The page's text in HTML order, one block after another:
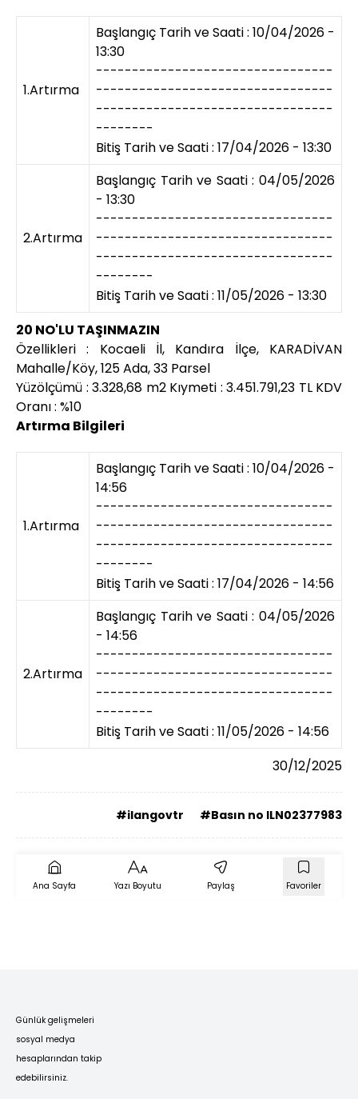
1.Artırma
Başlangıç Tarih ve Saati : 10/04/2026 -
13:30
---------------------------------
---------------------------------
---------------------------------
--------
Bitiş Tarih ve Saati : 17/04/2026 - 13:30
2.Artırma
Başlangıç Tarih ve Saati : 04/05/2026
- 13:30
---------------------------------
---------------------------------
---------------------------------
--------
Bitiş Tarih ve Saati : 11/05/2026 - 13:30
20 NO'LU TAŞINMAZIN
Özellikleri : Kocaeli İl, Kandıra İlçe, KARADİVAN
Mahalle/Köy, 125 Ada, 33 Parsel
Yüzölçümü : 3.328,68 m2 Kıymeti : 3.451.791,23 TL KDV
Oranı : %10
Artırma Bilgileri
1.Artırma
Başlangıç Tarih ve Saati : 10/04/2026 -
14:56
---------------------------------
---------------------------------
---------------------------------
--------
Bitiş Tarih ve Saati : 17/04/2026 - 14:56
2.Artırma
Başlangıç Tarih ve Saati : 04/05/2026
- 14:56
---------------------------------
---------------------------------
---------------------------------
--------
Bitiş Tarih ve Saati : 11/05/2026 - 14:56
30/12/2025
#ilangovtr #Basın no ILN02377983
Ana Sayfa Yazı Boyutu Paylaş Favoriler
Günlük gelişmeleri
sosyal medya
hesaplarından takip
edebilirsiniz.